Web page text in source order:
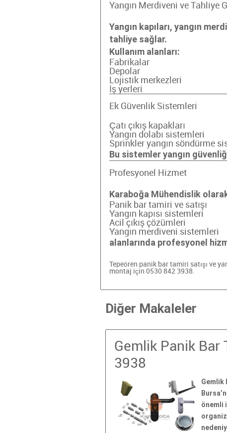
Yangın Merdiveni ve Tahliye
Yangın kapıları, yangın
tahliye sağlar.
Kullanım alanları:
Fabrikalar
Depolar
Lojistik merkezleri
İş yerleri
Ek Güvenlik Sistemleri
Çatı çıkış kapakları
Yangın dolabı sistemleri
Sprinkler yangın söndürme
Bu sistemler yangın
Profesyonel Hizmet
Karaboğa Mühendislik
Panik bar tamiri ve satışı
Yangın kapısı sistemleri
Acil çıkış çözümleri
Yangın merdiveni sistemleri
alanlarında profesyonel
Tepeören panik bar tamiri satışı ve
montaj için 0530 842 3938.
Diğer Makaleler
Gemlik Panik Bar
3938
Gemlik
önemli